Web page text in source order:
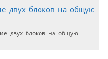
двух блоков на общую